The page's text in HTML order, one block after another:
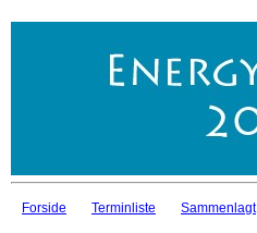
Forside Terminliste Sammenlagt